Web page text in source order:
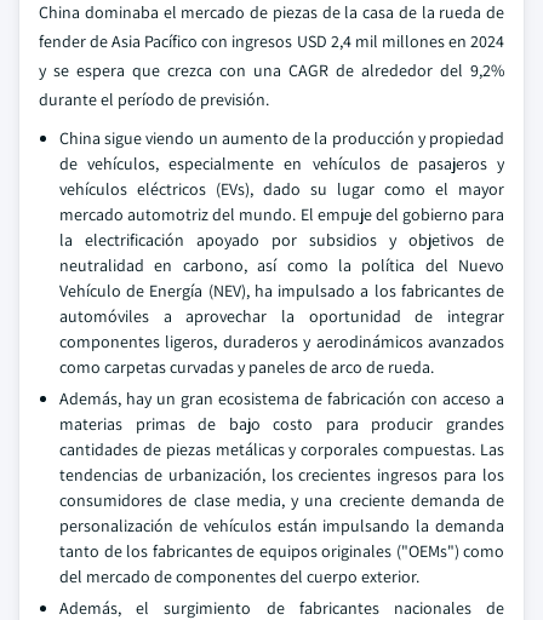
China dominaba el mercado de piezas de la casa de la rueda de
fender de Asia Pacífico con ingresos USD 2,4 mil millones en 2024
y se espera que crezca con una CAGR de alrededor del 9,2%
durante el período de previsión.
China sigue viendo un aumento de la producción y propiedad
de vehículos, especialmente en vehículos de pasajeros y
vehículos eléctricos (EVs), dado su lugar como el mayor
mercado automotriz del mundo. El empuje del gobierno para
la electrificación apoyado por subsidios y objetivos de
neutralidad en carbono, así como la política del Nuevo
Vehículo de Energía (NEV), ha impulsado a los fabricantes de
automóviles a aprovechar la oportunidad de integrar
componentes ligeros, duraderos y aerodinámicos avanzados
como carpetas curvadas y paneles de arco de rueda.
Además, hay un gran ecosistema de fabricación con acceso a
materias primas de bajo costo para producir grandes
cantidades de piezas metálicas y corporales compuestas. Las
tendencias de urbanización, los crecientes ingresos para los
consumidores de clase media, y una creciente demanda de
personalización de vehículos están impulsando la demanda
tanto de los fabricantes de equipos originales ("OEMs") como
del mercado de componentes del cuerpo exterior.
Además, el surgimiento de fabricantes nacionales de